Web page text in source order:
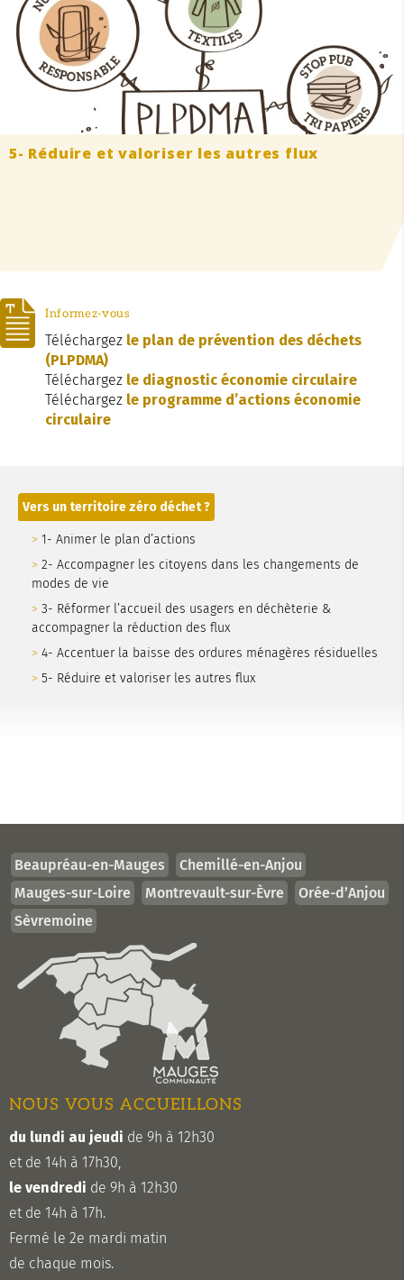
Vers un territoire zéro déchet ?
1- Animer le plan d’actions
2- Accompagner les citoyens dans les changements de
modes de vie
3- Réformer l’accueil des usagers en déchèterie &
accompagner la réduction des flux
4- Accentuer la baisse des ordures ménagères résiduelles
5- Réduire et valoriser les autres flux
5- Réduire et valoriser les autres flux
Informez-vous
Téléchargez le plan de prévention des déchets
(PLPDMA)
Téléchargez le diagnostic économie circulaire
Téléchargez le programme d’actions économie
circulaire
Beaupréau-en-Mauges
Chemillé-en-Anjou
Mauges-sur-Loire
Montrevault-sur-Èvre
Orée-d’Anjou
Sèvremoine
NOUS VOUS ACCUEILLONS
du lundi au jeudi de 9h à 12h30
et de 14h à 17h30,
le vendredi de 9h à 12h30
et de 14h à 17h.
Fermé le 2e mardi matin
de chaque mois.